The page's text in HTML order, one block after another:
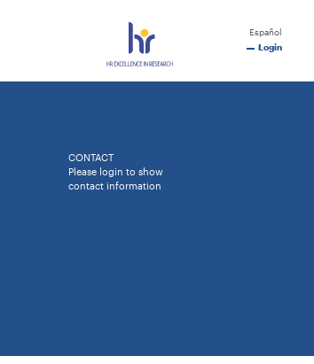
Español
Login
CONTACT
Please login to show
contact information